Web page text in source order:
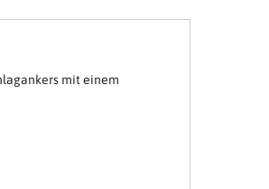
mit einem